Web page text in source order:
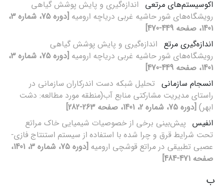
اکوسیستم‌‌های مرتعی اندازه‌‌گیری و پایش پوشش گیاهی
رویشگاه‌‌های شور حاشیه غربی دریاچه ارومیه
[دوره 75، شماره 3،
1401، صفحه 449-470]
اندازه‌‌گیری مرتع اندازه‌‌گیری و پایش پوشش گیاهی
رویشگاه‌‌های شور حاشیه غربی دریاچه ارومیه
[دوره 75، شماره 3،
1401، صفحه 449-470]
انسجام سازمانی تحلیل شبکه دست اندرکاران سازمانی در
راستای مدیریت مشارکتی منابع آب(منطقه مورد مطالعه: دشت
ابهر) [دوره 75، شماره 2، 1401، صفحه 263-282]
انفیس پیش‌بینی برخی از خصوصیات شیمیایی خاک مراتع
تحت شرایط قرق و چرا شده با استفاده از سیستم استنتاج فازی-
عصبی تطبیقی در مراتع قوشچی ارومیه
[دوره 75، شماره 3، 1401،
صفحه 471-484]
ب